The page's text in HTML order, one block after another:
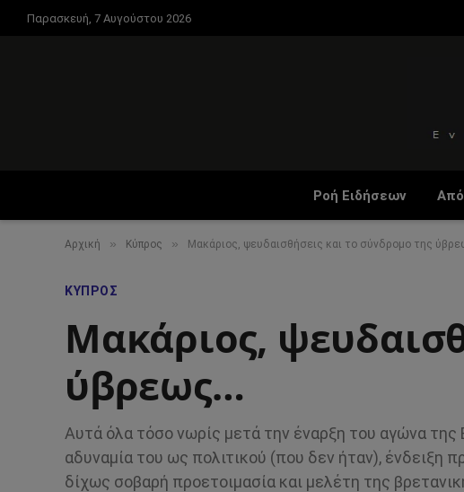
Παρασκευή, 7 Αυγούστου 2026
Ροή Ειδήσεων
Αρχική » Κύπρος » Μακάριος, ψευδαισθήσεις και το σύνδρομο της
ΚΎΠΡΟΣ
Μακάριος,
ύβρεως…
Αυτά όλα τόσο νωρίς μετά την έναρξη του αγώνα
αδυναμία του ως πολιτικού (που δεν ήταν), ένδειξη
δίχως σοβαρή προετοιμασία και μελέτη της